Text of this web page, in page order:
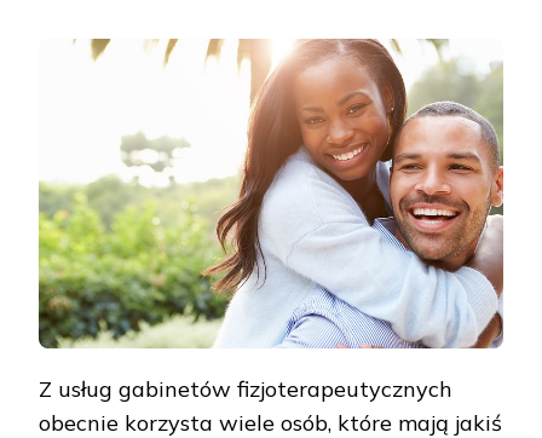
Z usług gabinetów fizjoterapeutycznych
obecnie korzysta wiele osób, które mają jakiś